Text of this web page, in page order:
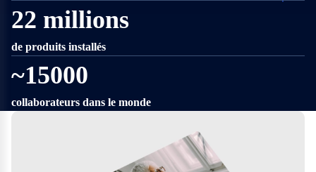
Waterlogic devient une société du groupe Culligan
22 millions
de produits installés
~15000
collaborateurs dans le monde